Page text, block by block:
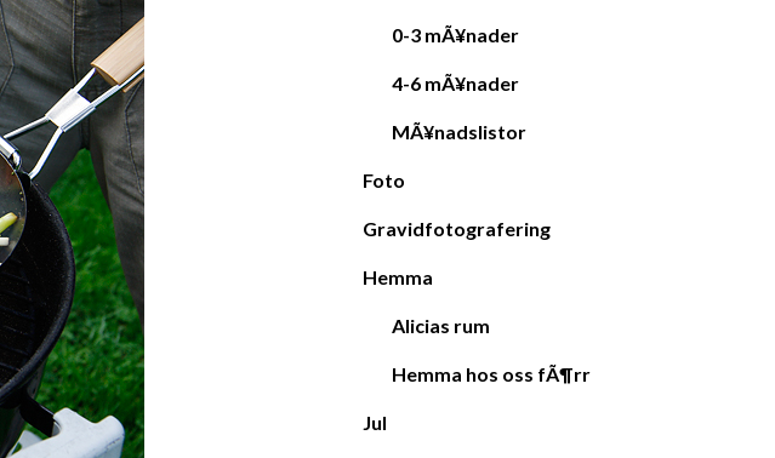
0-3 mÃ¥nader
4-6 mÃ¥nader
MÃ¥nadslistor
Foto
Gravidfotografering
Hemma
Alicias rum
Hemma hos oss fÃ¶rr
Jul